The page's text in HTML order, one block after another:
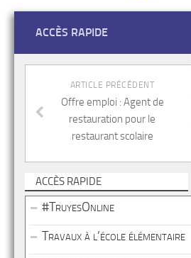
ACCÈS RAPIDE
ARTICLE PRÉCÉDENT
Offre emploi : Agent de
restauration pour le
restaurant scolaire
ACCÈS RAPIDE
#TruyesOnline
Travaux à l’école élémentaire